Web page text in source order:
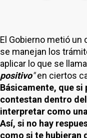
El Gobierno metió
se manejan los
aplicar lo que se llama
positivo"en ciertos
Básicamente, que
contestan dentro
interpretar como
Así, si no hay
como si te hubieran